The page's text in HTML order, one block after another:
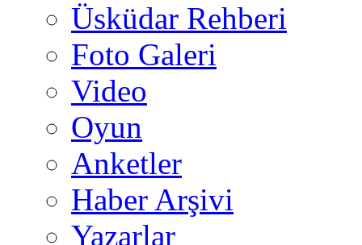
Üsküdar Rehberi
Foto Galeri
Video
Oyun
Anketler
Haber Arşivi
Yazarlar